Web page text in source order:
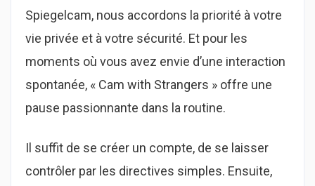
Spiegelcam, nous accordons la priorité à votre
vie privée et à votre sécurité. Et pour les
moments où vous avez envie d’une interaction
spontanée, « Cam with Strangers » offre une
pause passionnante dans la routine.
Il suffit de se créer un compte, de se laisser
contrôler par les directives simples. Ensuite,